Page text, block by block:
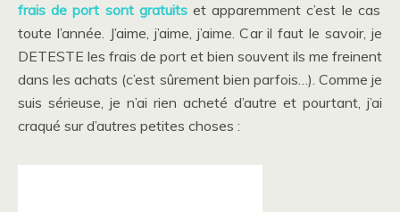
frais de port sont gratuitset apparemment c’est le cas
toute l’année. J’aime, j’aime, j’aime. Car il faut le savoir, je
DETESTE les frais de port et bien souvent ils me freinent
dans les achats (c’est sûrement bien parfois…). Comme je
suis sérieuse, je n’ai rien acheté d’autre et pourtant, j’ai
craqué sur d’autres petites choses :